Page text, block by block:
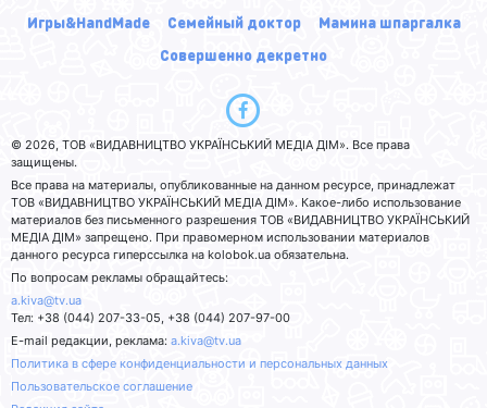
Игры&HandMade
Семейный доктор
Мамина шпаргалка
Совершенно декретно
© 2026, ТОВ «ВИДАВНИЦТВО УКРАЇНСЬКИЙ МЕДІА ДІМ». Все права
защищены.
Все права на материалы, опубликованные на данном ресурсе, принадлежат
ТОВ «ВИДАВНИЦТВО УКРАЇНСЬКИЙ МЕДІА ДІМ». Какое-либо использование
материалов без письменного разрешения ТОВ «ВИДАВНИЦТВО УКРАЇНСЬКИЙ
МЕДІА ДІМ» запрещено. При правомерном использовании материалов
данного ресурса гиперссылка на kolobok.ua обязательна.
По вопросам рекламы обращайтесь:
a.kiva@tv.ua
Тел: +38 (044) 207-33-05, +38 (044) 207-97-00
E-mail редакции, реклама: a.kiva@tv.ua
Политика в сфере конфиденциальности и персональных данных
Пользовательское соглашение